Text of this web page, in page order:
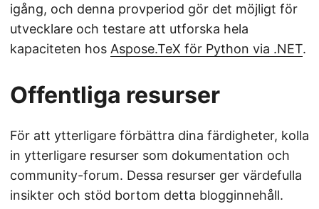
igång, och denna provperiod gör det möjligt för
utvecklare och testare att utforska hela
kapaciteten hos Aspose.TeX för Python via .NET.
Offentliga resurser
För att ytterligare förbättra dina färdigheter, kolla
in ytterligare resurser som dokumentation och
community-forum. Dessa resurser ger värdefulla
insikter och stöd bortom detta blogginnehåll.